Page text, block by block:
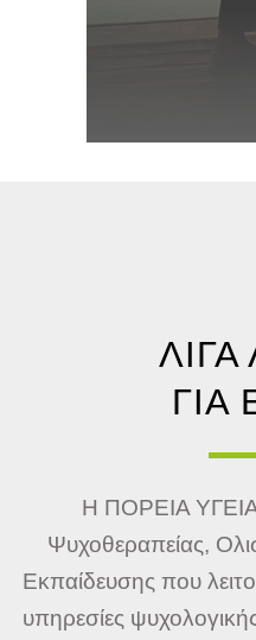
ΛΙΓΑ
ΓΙΑ
Η ΠΟΡΕΙΑ
Ψυχοθεραπείας,
Εκπαίδευσης που
υπηρεσίες